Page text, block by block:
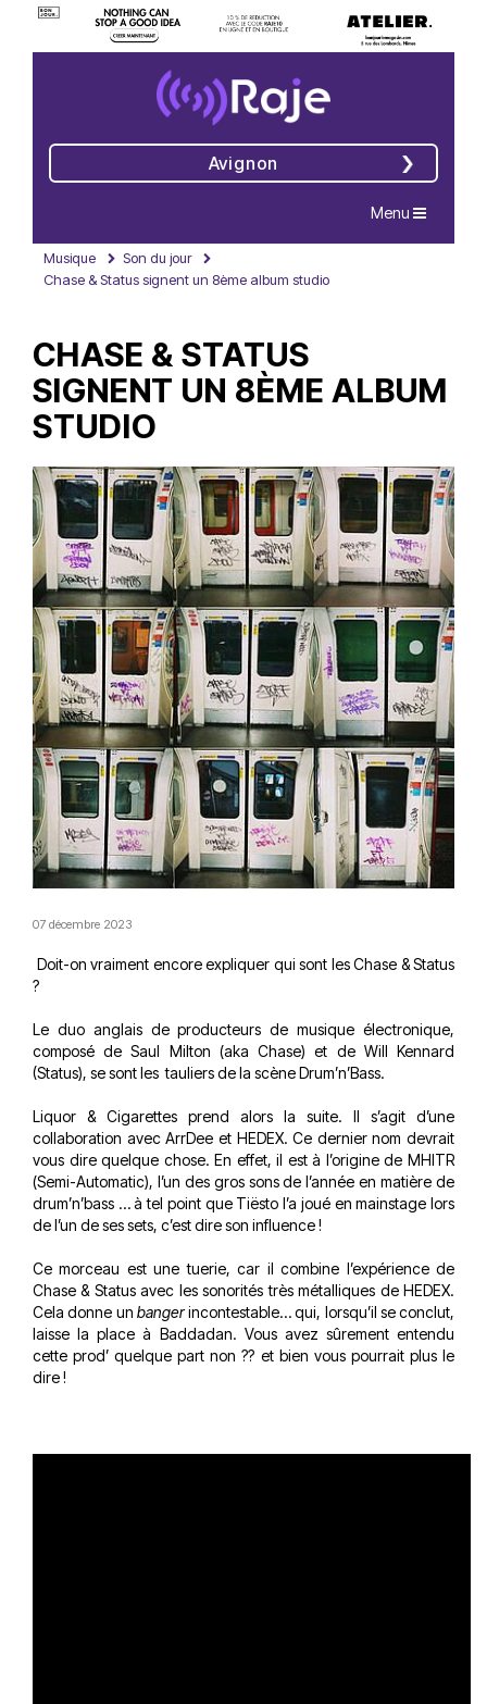
Avignon
Navigation
Menu
Musique
Son du jour
Chase & Status signent un 8ème album studio
CHASE & STATUS
SIGNENT UN 8ÈME ALBUM
STUDIO
07 décembre 2023
Doit-on vraiment encore expliquer qui sont les Chase & Status
?
Le duo anglais de producteurs de musique électronique,
composé de Saul Milton (aka Chase) et de Will Kennard
(Status), se sont les tauliers de la scène Drum’n’Bass.
Liquor & Cigarettes prend alors la suite. Il s’agit d’une
collaboration avec ArrDee et HEDEX. Ce dernier nom devrait
vous dire quelque chose. En effet, il est à l’origine de MHITR
(Semi-Automatic), l’un des gros sons de l’année en matière de
drum’n’bass … à tel point que Tiësto l’a joué en mainstage lors
de l’un de ses sets, c’est dire son influence !
Ce morceau est une tuerie, car il combine l’expérience de
Chase & Status avec les sonorités très métalliques de HEDEX.
Cela donne un bangerincontestable… qui, lorsqu’il se conclut,
laisse la place à Baddadan. Vous avez sûrement entendu
cette prod’ quelque part non ?? et bien vous pourrait plus le
dire !